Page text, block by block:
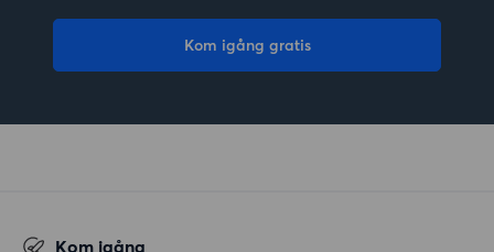
Kom igång gratis
Kom igång